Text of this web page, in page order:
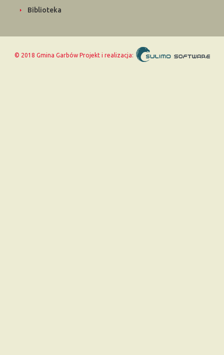
Biblioteka
© 2018 Gmina Garbów Projekt i realizacja: